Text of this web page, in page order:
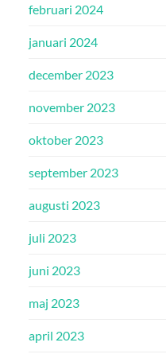
februari 2024
januari 2024
december 2023
november 2023
oktober 2023
september 2023
augusti 2023
juli 2023
juni 2023
maj 2023
april 2023